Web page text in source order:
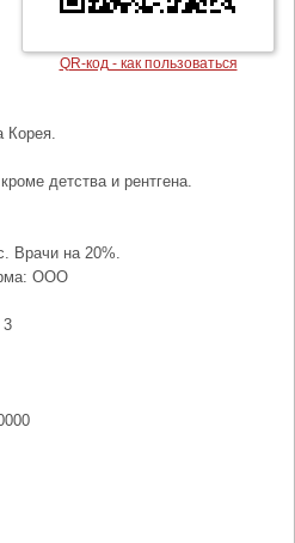
QR-код - как пользоваться
Корея.
детства и рентгена.
Врачи на 20%.
ООО
3